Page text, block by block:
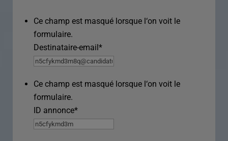
Ce champ est masqué lorsque l‘on voit le
formulaire.
Destinataire-email*
Ce champ est masqué lorsque l‘on voit le
formulaire.
ID annonce*